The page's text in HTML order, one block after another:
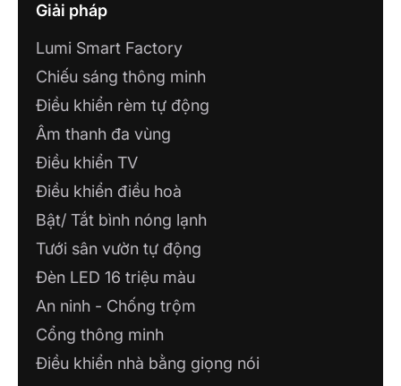
Giải pháp
Lumi Smart Factory
Chiếu sáng thông minh
Điều khiển rèm tự động
Âm thanh đa vùng
Điều khiển TV
Điều khiển điều hoà
Bật/ Tắt bình nóng lạnh
Tưới sân vườn tự động
Đèn LED 16 triệu màu
An ninh - Chống trộm
Cổng thông minh
Điều khiển nhà bằng giọng nói